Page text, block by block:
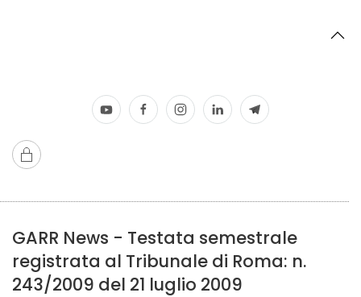
GARR News - Testata semestrale
registrata al Tribunale di Roma: n.
243/2009 del 21 luglio 2009